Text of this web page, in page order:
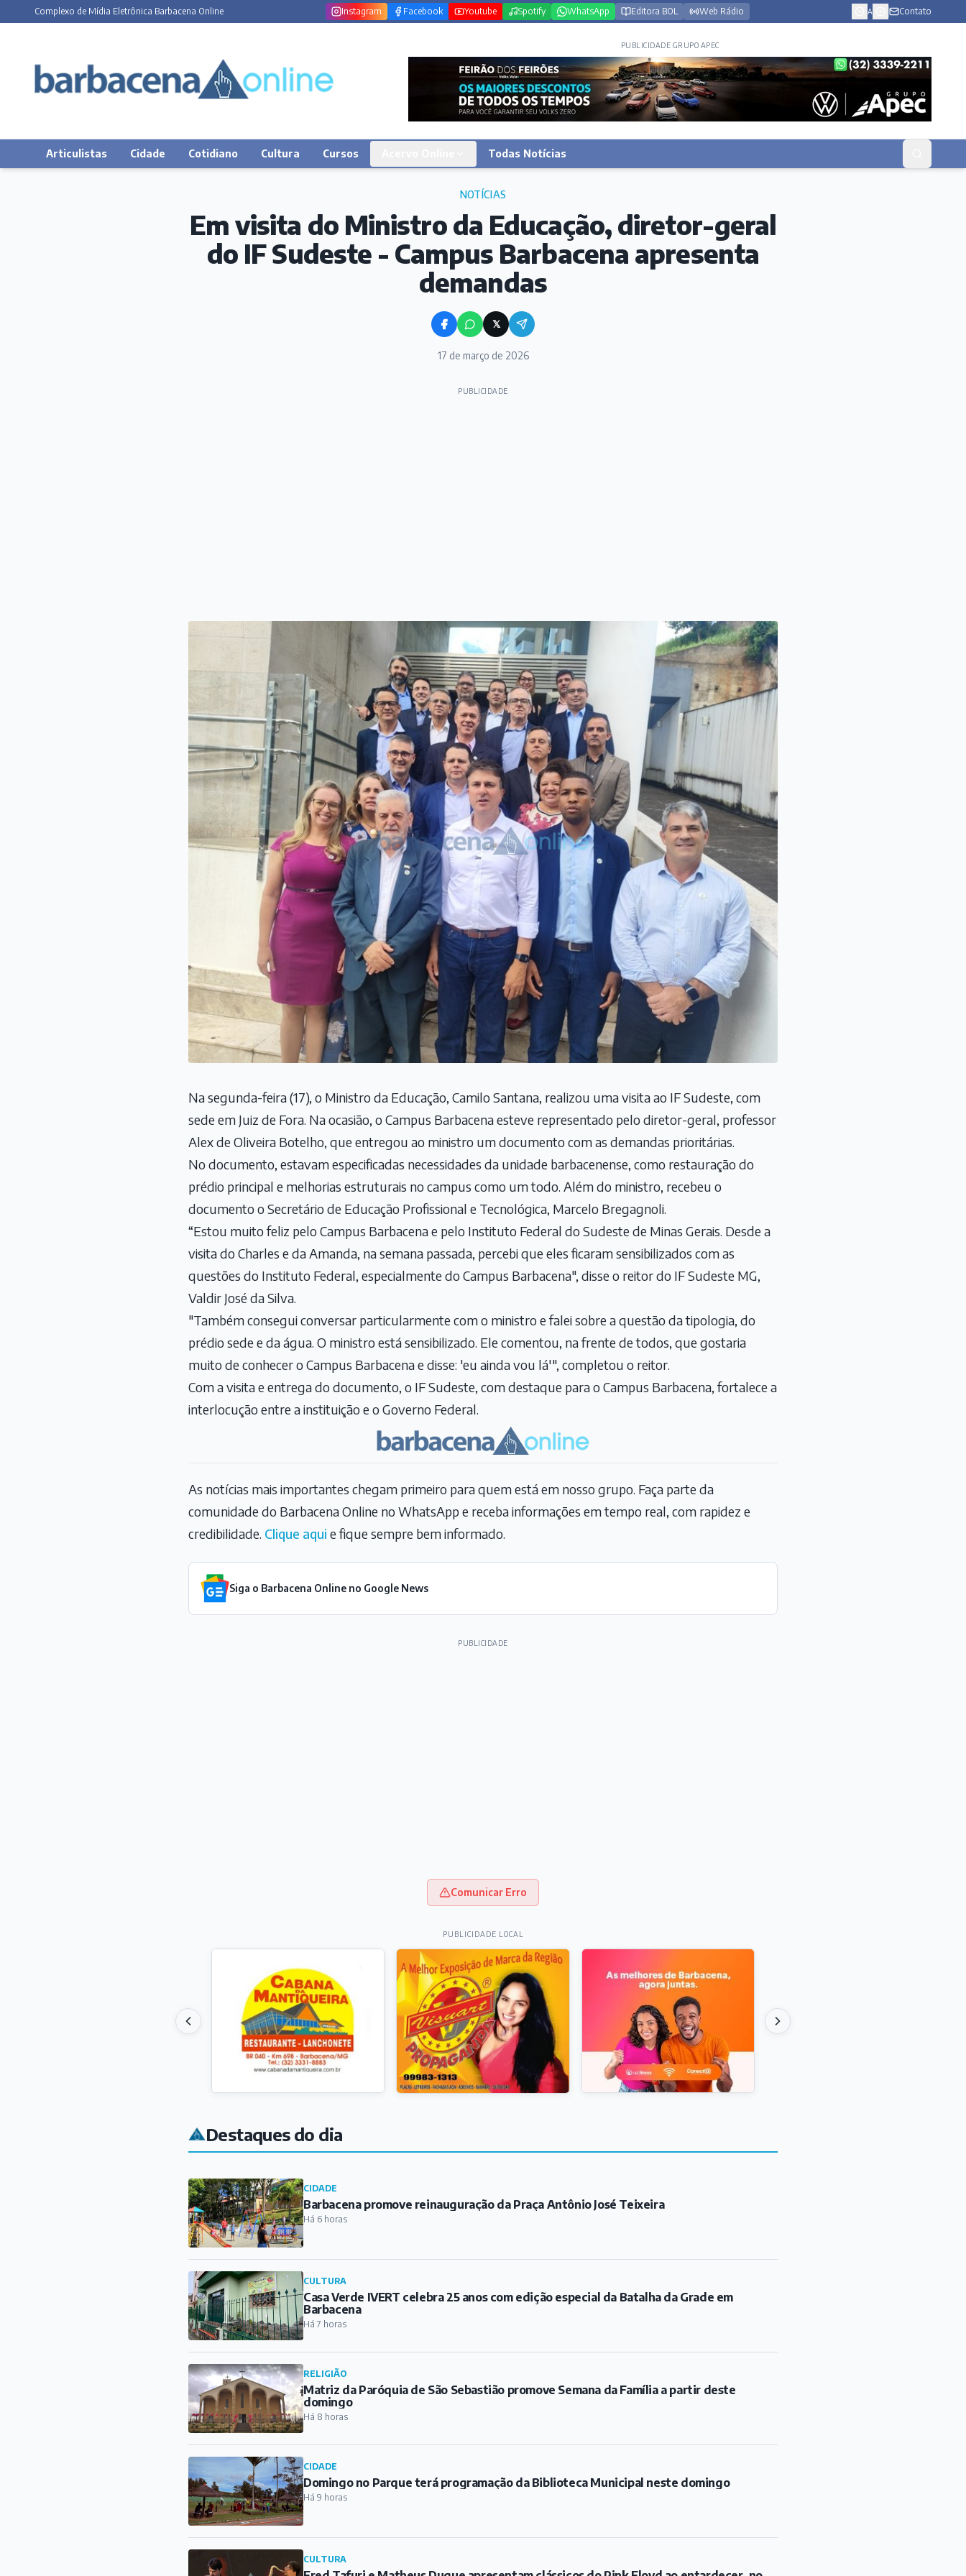
Complexo de Mídia Eletrônica Barbacena Online Instagram Facebook Youtube Spotify WhatsApp Editora BOL Web Rádio A Contato
PUBLICIDADE GRUPO APEC
Articulistas Cidade Cotidiano Cultura Cursos Todas Notícias
NOTÍCIAS
Em visita do Ministro da Educação, diretor-geral
do IF Sudeste - Campus Barbacena apresenta
demandas
𝕏
17 de março de 2026
PUBLICIDADE
Na segunda-feira (17), o Ministro da Educação, Camilo Santana, realizou uma visita ao IF Sudeste, com
sede em Juiz de Fora. Na ocasião, o Campus Barbacena esteve representado pelo diretor-geral, professor
Alex de Oliveira Botelho, que entregou ao ministro um documento com as demandas prioritárias.
No documento, estavam especificadas necessidades da unidade barbacenense, como restauração do
prédio principal e melhorias estruturais no campus como um todo. Além do ministro, recebeu o
documento o Secretário de Educação Profissional e Tecnológica, Marcelo Bregagnoli.
“Estou muito feliz pelo Campus Barbacena e pelo Instituto Federal do Sudeste de Minas Gerais. Desde a
visita do Charles e da Amanda, na semana passada, percebi que eles ficaram sensibilizados com as
questões do Instituto Federal, especialmente do Campus Barbacena", disse o reitor do IF Sudeste MG,
Valdir José da Silva.
"Também consegui conversar particularmente com o ministro e falei sobre a questão da tipologia, do
prédio sede e da água. O ministro está sensibilizado. Ele comentou, na frente de todos, que gostaria
muito de conhecer o Campus Barbacena e disse: 'eu ainda vou lá'", completou o reitor.
Com a visita e entrega do documento, o IF Sudeste, com destaque para o Campus Barbacena, fortalece a
interlocução entre a instituição e o Governo Federal.
As notícias mais importantes chegam primeiro para quem está em nosso grupo. Faça parte da
comunidade do Barbacena Online no WhatsApp e receba informações em tempo real, com rapidez e
credibilidade. Clique aqui e fique sempre bem informado.
Siga o Barbacena Online no Google News
PUBLICIDADE
Comunicar Erro
PUBLICIDADE LOCAL
Destaques do dia
CIDADE
Barbacena promove reinauguração da Praça Antônio José Teixeira
Há 6 horas
CULTURA
Casa Verde IVERT celebra 25 anos com edição especial da Batalha da Grade em
domingo
CIDADE
Há 9 horas
CULTURA
bar Velhicidade
Há 11 horas